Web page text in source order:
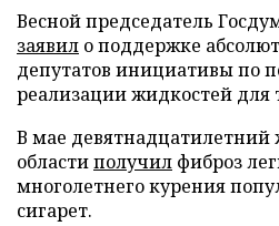
Весной председатель
заявил о поддержке
депутатов инициативы по
реализации жидкостей для
В мае девятнадцатилетний
областиполучил фиброз
многолетнего курения
сигарет.